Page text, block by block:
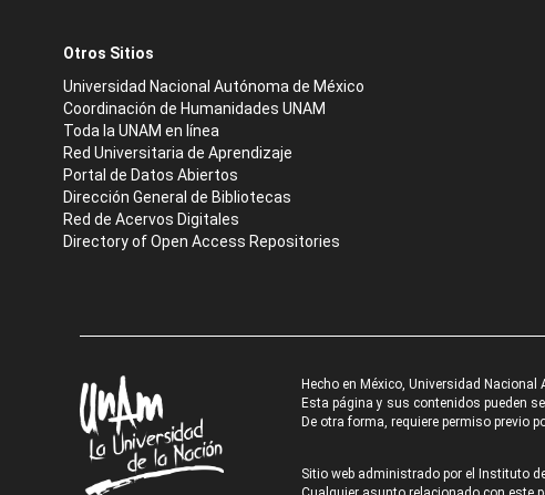
Otros Sitios
Universidad Nacional Autónoma de México
Coordinación de Humanidades UNAM
Toda la UNAM en línea
Red Universitaria de Aprendizaje
Portal de Datos Abiertos
Dirección General de Bibliotecas
Red de Acervos Digitales
Directory of Open Access Repositories
Hecho en México, Universidad
Esta página y sus contenidos pueden
De otra forma, requiere permiso previo
Sitio web administrado por el Instituto